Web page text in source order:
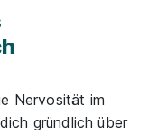
Nervosität im
gründlich über